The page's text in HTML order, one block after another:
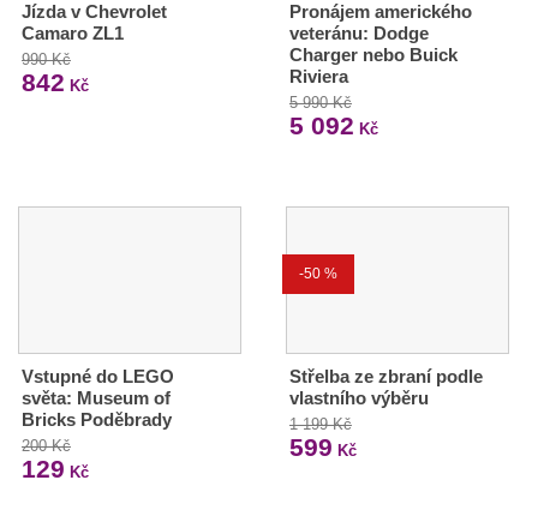
Jízda v Chevrolet
Camaro ZL1
990 Kč
842 Kč
Pronájem amerického
veteránu: Dodge
Charger nebo Buick
Riviera
5 990 Kč
5 092 Kč
Vstupné do LEGO
světa: Museum of
Bricks Poděbrady
200 Kč
129 Kč
-50 %
Střelba ze zbraní podle
vlastního výběru
1 199 Kč
599 Kč